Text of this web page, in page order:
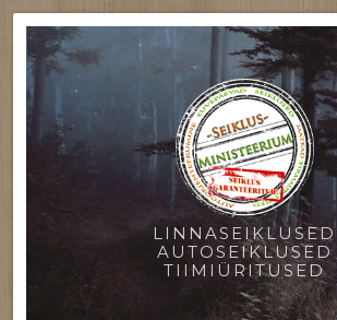
LINNASEIKLUSED
AUTOSEIKLUSED
TIIMIÜRITUSED